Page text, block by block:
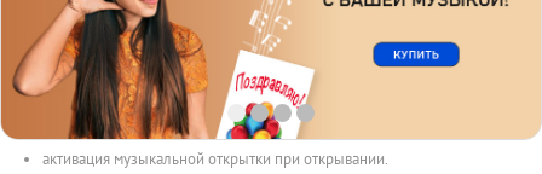
размер открытки 150mm x 100mm.
с голосовым модулем внутри.
длительность аудиоролика до 165сек.
аудиоролик в форматах MP3 или WAV может быть выслан на почту.
активация музыкальной открытки при открывании.